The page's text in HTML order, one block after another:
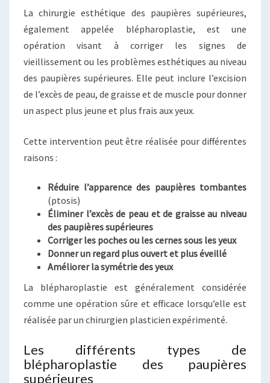
La chirurgie esthétique des paupières supérieures,
également appelée blépharoplastie, est une
opération visant à corriger les signes de
vieillissement ou les problèmes esthétiques au niveau
des paupières supérieures. Elle peut inclure l’excision
de l’excès de peau, de graisse et de muscle pour donner
un aspect plus jeune et plus frais aux yeux.
Cette intervention peut être réalisée pour différentes
raisons :
Réduire l’apparence des paupières tombantes
(ptosis)
Éliminer l’excès de peau et de graisse au niveau
des paupières supérieures
Corriger les poches ou les cernes sous les yeux
Donner un regard plus ouvert et plus éveillé
Améliorer la symétrie des yeux
La blépharoplastie est généralement considérée
comme une opération sûre et efficace lorsqu’elle est
réalisée par un chirurgien plasticien expérimenté.
Les différents types de
blépharoplastie des paupières
supérieures